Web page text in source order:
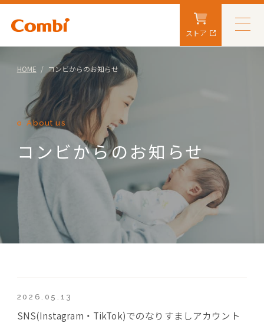
ストア
HOME コンビからのお知らせ
About us
コンビからのお知らせ
2026.05.13
SNS(Instagram・TikTok)でのなりすましアカウント